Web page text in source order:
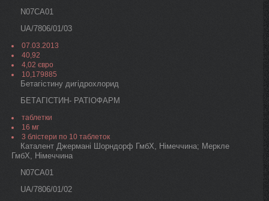
N07CA01
UA/7806/01/03
07.03.2013
40,92
4,02 євро
10,179885
Бетагістину дигідрохлорид
БЕТАГІСТИН- РАТІОФАРМ
таблетки
16 мг
3 блістери по 10 таблеток
Каталент Джермані Шорндорф ГмбХ, Німеччина; Меркле
ГмбХ, Німеччина
N07CA01
UA/7806/01/02